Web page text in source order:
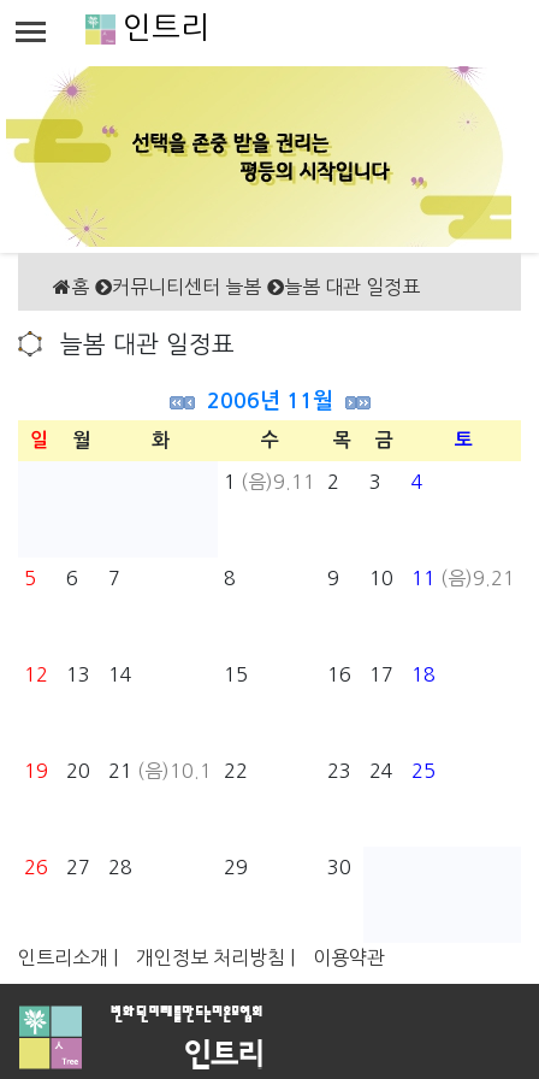
인트리
홈 커뮤니티센터 늘봄 늘봄 대관 일정표
늘봄 대관 일정표
2006년 11월
일 월 화 수 목 금 토
1 (음)9.11 2 3 4
5 6 7 8 9 10 11 (음)9.21
12 13 14 15 16 17 18
19 20 21 (음)10.1 22 23 24 25
26 27 28 29 30
인트리소개 | 개인정보 처리방침 | 이용약관